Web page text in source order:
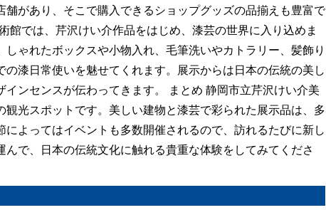
があり、そこで購入できるショップグッズの品揃えも豊富で
館では、芹沢けい介作品をはじめ、漆芸の世界に入り込めま
ゃれたボックスや小物入れ、毛筆洗いやカトラリー、髪飾り
漆日常使いを魅せてくれます。展示からは日本の伝統の美し
ンセンスが伝わってきます。 まとめ 静岡市立芹沢けい介美
光スポットです。美しい建物と漆芸で彩られた展示品は、多
によってはイベントも多数開催されるので、訪れるたびに新し
で、日本の伝統文化に触れる貴重な体験をしてみてくださ